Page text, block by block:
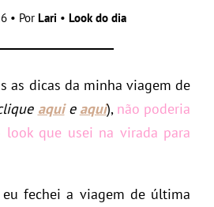
• Por Lari • Look do dia
as dicas da minha viagem de
aquie aqui), não poderia
que usei na virada para
eu fechei a viagem de última